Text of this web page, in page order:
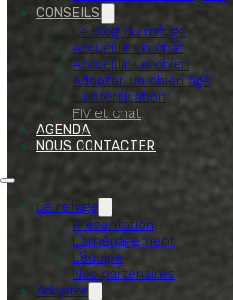
CONSEILS
Le blog du refuge
Accueillir un chat
Accueillir un chien
Adopter un chien âgé
La stérilisation
FIV et chat
AGENDA
NOUS CONTACTER
Le refuge
Présentation
L’aménagement
L’équipe
Nos partenaires
Adopter